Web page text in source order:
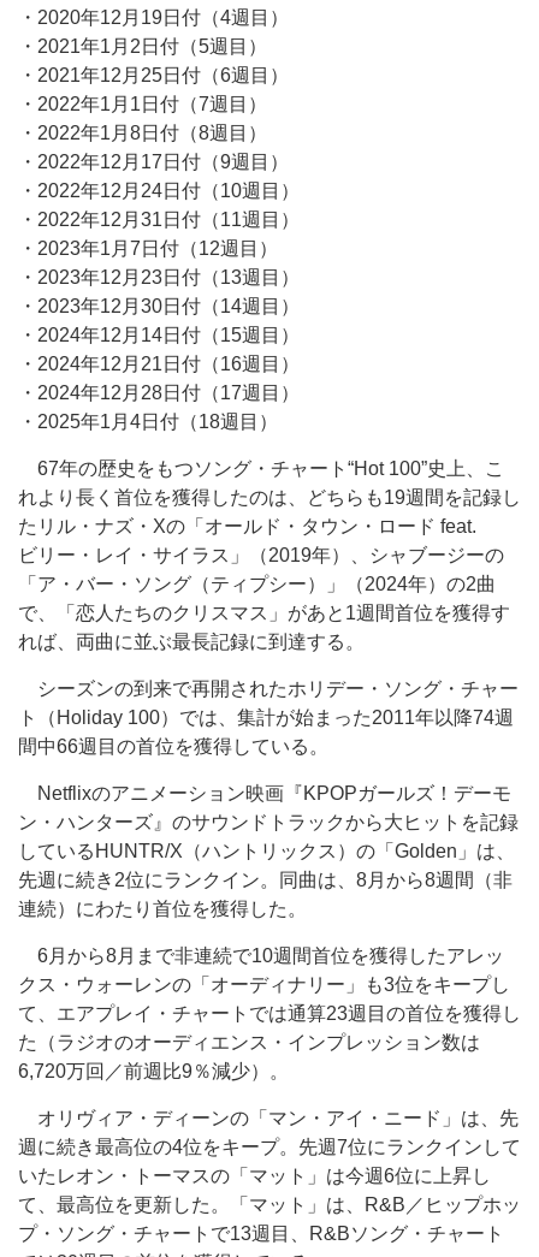
・2020年12月19日付（4週目）
・2021年1月2日付（5週目）
・2021年12月25日付（6週目）
・2022年1月1日付（7週目）
・2022年1月8日付（8週目）
・2022年12月17日付（9週目）
・2022年12月24日付（10週目）
・2022年12月31日付（11週目）
・2023年1月7日付（12週目）
・2023年12月23日付（13週目）
・2023年12月30日付（14週目）
・2024年12月14日付（15週目）
・2024年12月21日付（16週目）
・2024年12月28日付（17週目）
・2025年1月4日付（18週目）
67年の歴史をもつソング・チャート“Hot 100”史上、こ
れより長く首位を獲得したのは、どちらも19週間を記録し
たリル・ナズ・Xの「オールド・タウン・ロード feat.
ビリー・レイ・サイラス」（2019年）、シャブージーの
「ア・バー・ソング（ティプシー）」（2024年）の2曲
で、「恋人たちのクリスマス」があと1週間首位を獲得す
れば、両曲に並ぶ最長記録に到達する。
シーズンの到来で再開されたホリデー・ソング・チャー
ト（Holiday 100）では、集計が始まった2011年以降74週
間中66週目の首位を獲得している。
Netflixのアニメーション映画『KPOPガールズ！デーモ
ン・ハンターズ』のサウンドトラックから大ヒットを記録
しているHUNTR/X（ハントリックス）の「Golden」は、
先週に続き2位にランクイン。同曲は、8月から8週間（非
連続）にわたり首位を獲得した。
6月から8月まで非連続で10週間首位を獲得したアレッ
クス・ウォーレンの「オーディナリー」も3位をキープし
て、エアプレイ・チャートでは通算23週目の首位を獲得し
た（ラジオのオーディエンス・インプレッション数は
6,720万回／前週比9％減少）。
オリヴィア・ディーンの「マン・アイ・ニード」は、先
週に続き最高位の4位をキープ。先週7位にランクインして
いたレオン・トーマスの「マット」は今週6位に上昇し
て、最高位を更新した。「マット」は、R&B／ヒップホッ
プ・ソング・チャートで13週目、R&Bソング・チャート